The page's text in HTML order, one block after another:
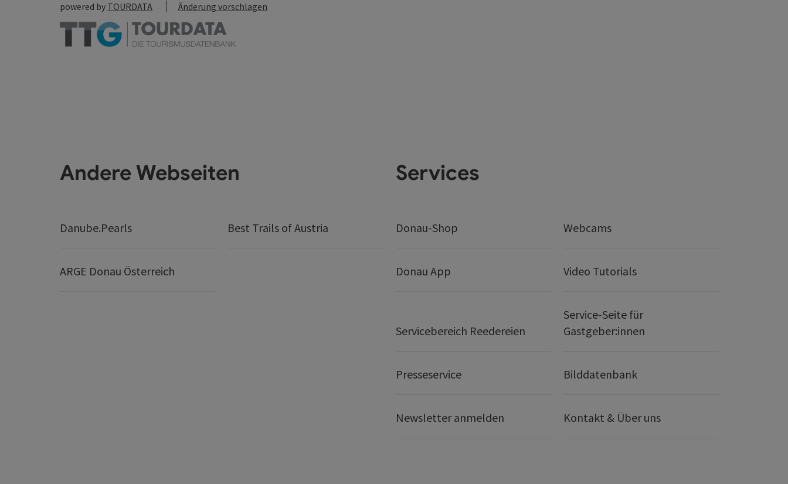
powered by TOURDATA Änderung vorschlagen
Andere Webseiten
Danube.Pearls Best Trails of Austria
ARGE Donau Österreich
Services
Donau-Shop Webcams
Donau App Video Tutorials
Servicebereich Reedereien
Service-Seite für
Gastgeber:innen
Presseservice Bilddatenbank
Newsletter anmelden Kontakt & Über uns